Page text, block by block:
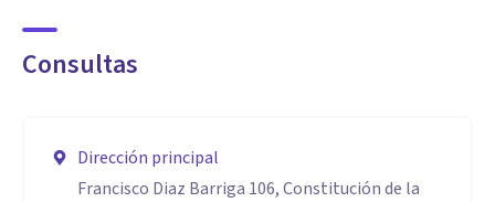
Consultas
Dirección principal
Francisco Diaz Barriga 106, Constitución de la